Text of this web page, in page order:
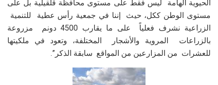
الحيوية الهامة ليس فقط على مستوى محافظة قلقيلية بل على
مستوى الوطن ككل، حيث إننا في جمعية رأس عطية للتنمية
الزراعية نشرف فعلياً على ما يقارب 4500 دونم مزروعة
بالزراعات المروية والأشجار المختلفة، وتعود في ملكيتها
للعشرات من المزارعين من المواقع سابقة الذكر”.